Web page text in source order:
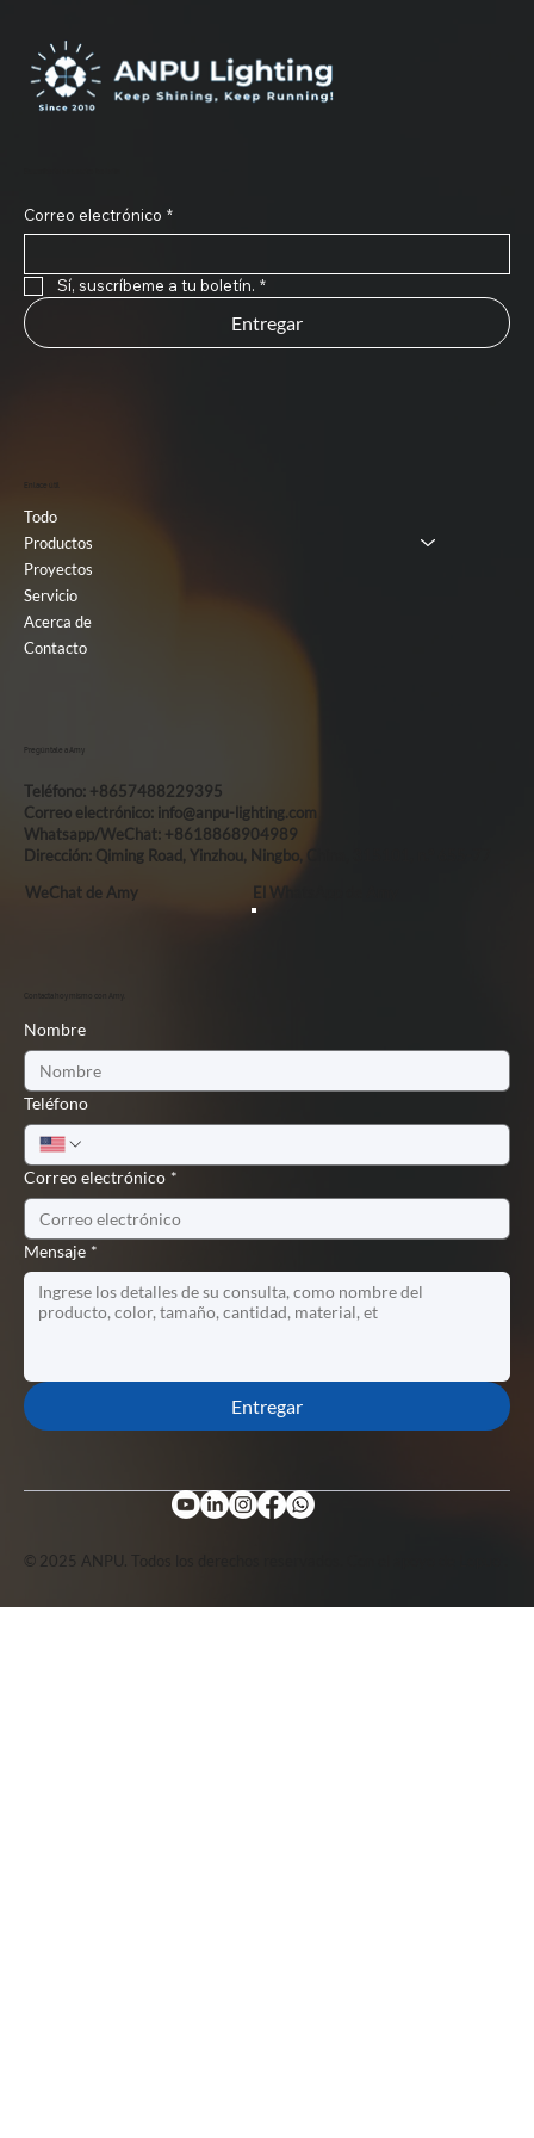
© 2025 ANPU. Todos los derechos reservados. Con el apoyo de Lopuo .
Contacta hoy mismo con Amy.
Nombre
Teléfono
Correo electrónico *
Mensaje *
Entregar
Pregúntale a Amy
Teléfono: +8657488229395
Correo electrónico: info@anpu-lighting.com
Whatsapp/WeChat: +8618868904989
Dirección: Qiming Road, Yinzhou, Ningbo, China, 315101, n.° 655-77
WeChat de Amy
El WhatsApp de Amy
Enlace útil
Todo
Productos
Proyectos
Servicio
Acerca de
Contacto
Correo electrónico *
Sí, suscríbeme a tu boletín. *
Entregar